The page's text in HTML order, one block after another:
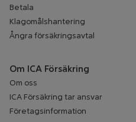
Betala
Klagomålshantering
Ångra försäkringsavtal
Om ICA Försäkring
Om oss
ICA Försäkring tar ansvar
Företagsinformation